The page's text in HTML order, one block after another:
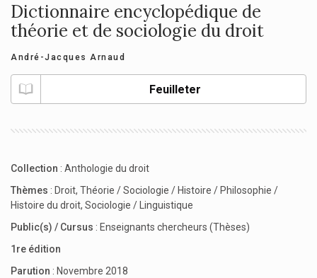
Dictionnaire encyclopédique de
théorie et de sociologie du droit
André-Jacques Arnaud
Feuilleter
Collection : Anthologie du droit
Thèmes : Droit, Théorie / Sociologie / Histoire / Philosophie /
Histoire du droit, Sociologie / Linguistique
Public(s) / Cursus : Enseignants chercheurs (Thèses)
1re édition
Parution : Novembre 2018